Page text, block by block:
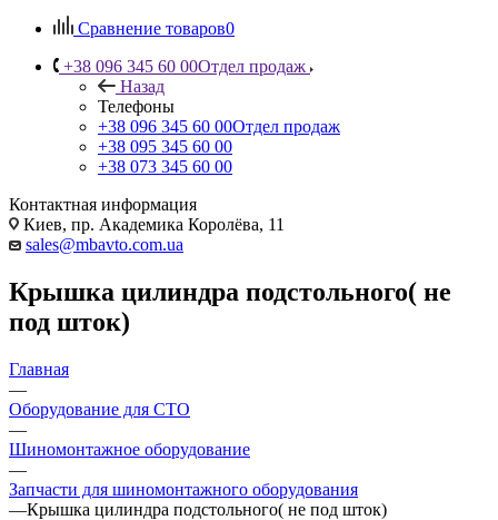
Сравнение товаров0
+38 096 345 60 00Отдел продаж
Назад
Телефоны
+38 096 345 60 00Отдел продаж
+38 095 345 60 00
+38 073 345 60 00
Контактная информация
Киев, пр. Академика Королёва, 11
sales@mbavto.com.ua
Крышка цилиндра подстольного( не
под шток)
Главная
—
Оборудование для СТО
—
Шиномонтажное оборудование
—
Запчасти для шиномонтажного оборудования
—Крышка цилиндра подстольного( не под шток)